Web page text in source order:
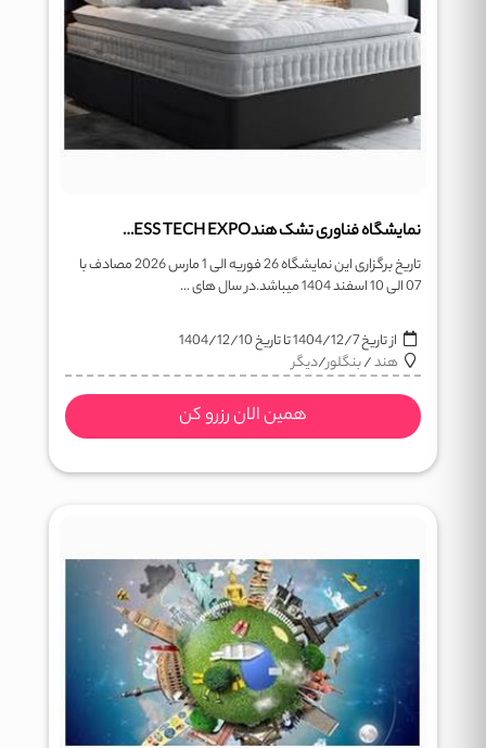
نمایشگاه فناوری تشک هندINDIA MATTRESS TECH EXPO
تاریخ برگزاری این نمایشگاه 26 فوریه الی 1 مارس 2026 مصادف با
07 الی 10 اسفند 1404 میباشد.در سال های ...
از تاریخ1404/12/7تا تاریخ1404/12/10
هند/بنگلور/دیگر
همین الان رزرو کن